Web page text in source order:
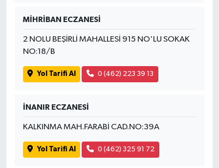
MİHRİBAN ECZANESİ
2 NOLU BEŞİRLİ MAHALLESİ 915 NO'LU SOKAK
NO:18/B
Yol Tarifi Al 0 (462) 223 39 13
İNANIR ECZANESİ
KALKINMA MAH.FARABİ CAD.NO:39A
Yol Tarifi Al 0 (462) 325 91 72